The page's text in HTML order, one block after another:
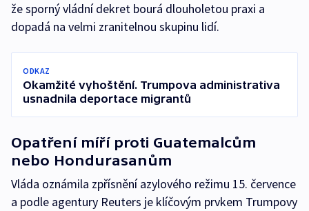
že sporný vládní dekret bourá dlouholetou praxi a
dopadá na velmi zranitelnou skupinu lidí.
ODKAZ
Okamžité vyhoštění. Trumpova administrativa
usnadnila deportace migrantů
Opatření míří proti Guatemalcům
nebo Hondurasanům
Vláda oznámila zpřísnění azylového režimu 15. července
a podle agentury Reuters je klíčovým prvkem Trumpovy